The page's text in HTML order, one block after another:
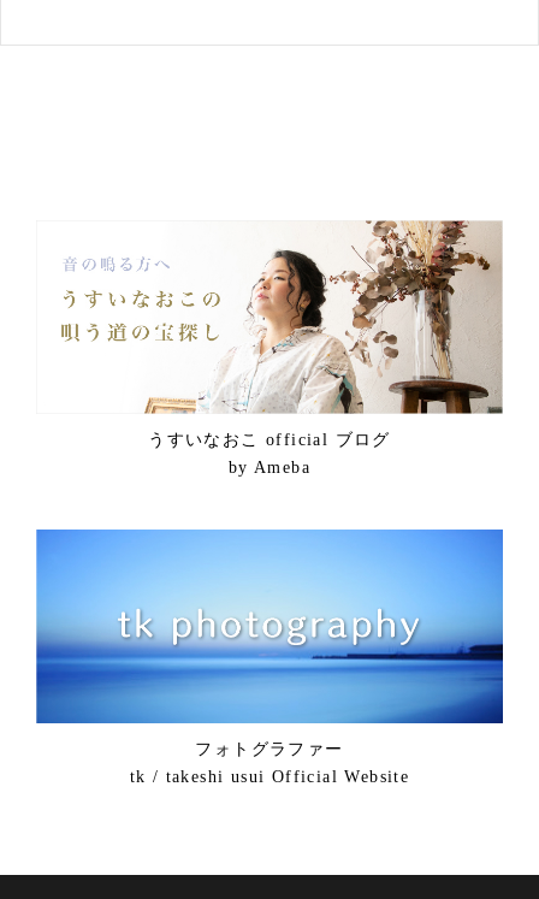
うすいなおこ official ブログ
by Ameba
フォトグラファー
tk / takeshi usui Official Website